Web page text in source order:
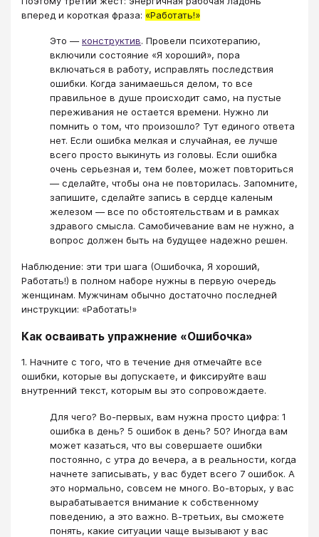
вперед и короткая фраза: «Работать!»
Это —конструктив. Провели психотерапию,
включили состояние «Я хороший», пора
включаться в работу, исправлять последствия
ошибки. Когда занимаешься делом, то все
правильное в душе происходит само, на пустые
переживания не остается времени. Нужно ли
помнить о том, что произошло? Тут единого ответа
нет. Если ошибка мелкая и случайная, ее лучше
всего просто выкинуть из головы. Если ошибка
очень серьезная и, тем более, может повториться
— сделайте, чтобы она не повторилась. Запомните,
запишите, сделайте запись в сердце каленым
железом — все по обстоятельствам и в рамках
здравого смысла. Самобичевание вам не нужно, а
вопрос должен быть на будущее надежно решен.
Наблюдение: эти три шага (Ошибочка, Я хороший,
Работать!) в полном наборе нужны в первую очередь
женщинам. Мужчинам обычно достаточно последней
инструкции: «Работать!»
Как осваивать упражнение «Ошибочка»
1. Начните с того, что в течение дня отмечайте все
ошибки, которые вы допускаете, и фиксируйте ваш
внутренний текст, которым вы это сопровождаете.
Для чего? Во-первых, вам нужна просто цифра: 1
ошибка в день? 5 ошибок в день? 50? Иногда вам
может казаться, что вы совершаете ошибки
постоянно, с утра до вечера, а в реальности, когда
начнете записывать, у вас будет всего 7 ошибок. А
это нормально, совсем не много. Во-вторых, у вас
вырабатывается внимание к собственному
поведению, а это важно. В-третьих, вы сможете
понять, какие ситуации чаще вызывают у вас